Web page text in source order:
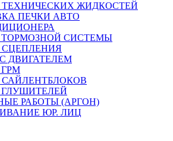
ЖИДКОСТЕЙ
ПЕЧКИ АВТО
СИСТЕМЫ
ДВИГАТЕЛЕМ
РАБОТЫ (АРГОН)
ЮР. ЛИЦ